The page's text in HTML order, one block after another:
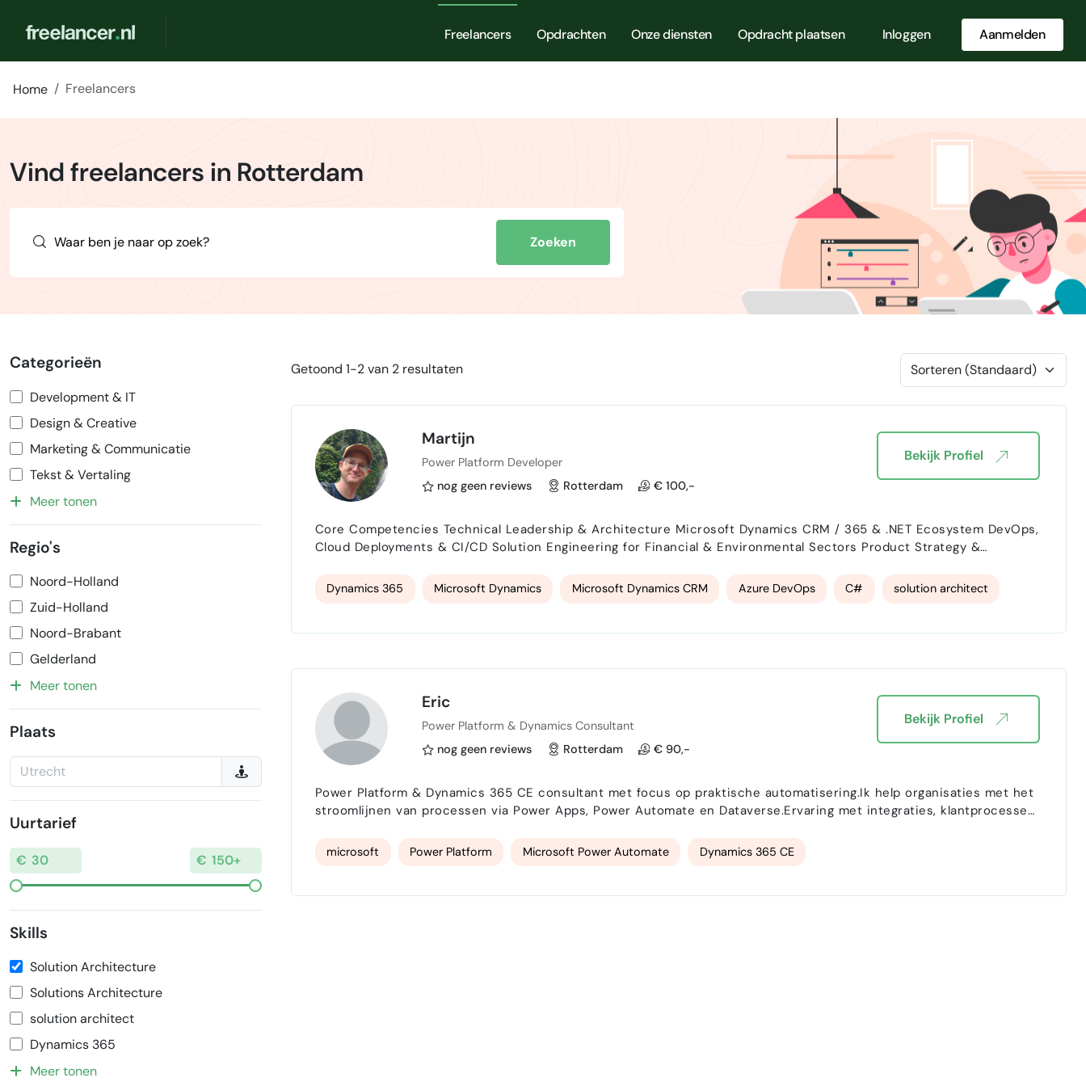
Freelancers Opdrachten Onze diensten Opdracht plaatsen Inloggen Aanmelden
Home Freelancers
Vind freelancers in Rotterdam
Zoeken
Categorieën
Development & IT
Design & Creative
Marketing & Communicatie
Tekst & Vertaling
Meer tonen
Regio's
Noord-Holland
Zuid-Holland
Noord-Brabant
Gelderland
Meer tonen
Plaats
Uurtarief
Skills
Solution Architecture
Solutions Architecture
solution architect
Dynamics 365
Meer tonen
Getoond 1-2 van 2 resultaten
Martijn
Power Platform Developer
nog geen reviews
Rotterdam € 100,-
Core Competencies Technical Leadership & Architecture Microsoft Dynamics CRM / 365 & .NET Ecosystem DevOps,
Cloud Deployments & CI/CD Solution Engineering for Financial & Environmental Sectors Product Strategy &
means collaborating with someone who not only bring…
Dynamics 365 Microsoft Dynamics Microsoft Dynamics CRM Azure DevOps C# solution architect
Bekijk Profiel
Eric
Power Platform & Dynamics Consultant
nog geen reviews
Rotterdam € 90,-
Power Platform & Dynamics 365 CE consultant met focus op praktische automatisering.Ik help organisaties met het
stroomlijnen van processen via Power Apps, Power Automate en Dataverse.Ervaring met integraties, klantprocessen
microsoft Power Platform Microsoft Power Automate Dynamics 365 CE
Bekijk Profiel